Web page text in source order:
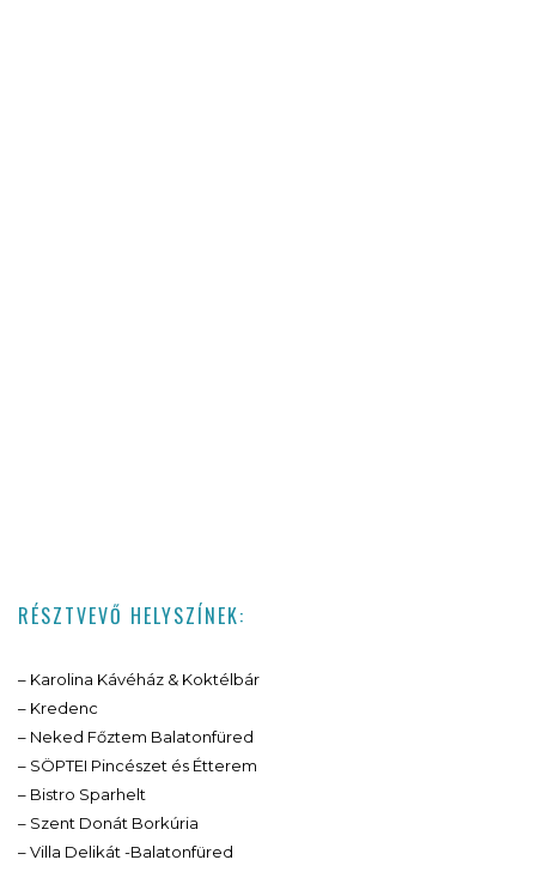
RÉSZTVEVŐ HELYSZÍNEK:
– Karolina Kávéház & Koktélbár
– Kredenc
– Neked Főztem Balatonfüred
– SÖPTEI Pincészet és Étterem
– Bistro Sparhelt
– Szent Donát Borkúria
– Villa Delikát -Balatonfüred